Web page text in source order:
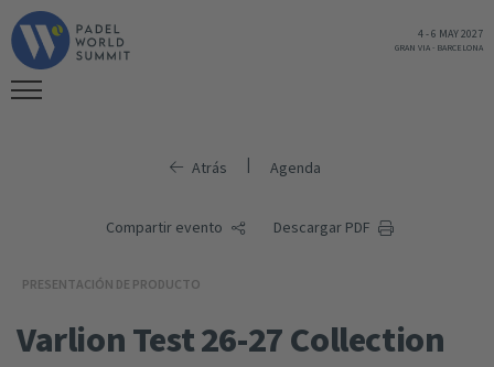
4-6 MAY 2027
GRAN VIA- BARCELONA
Atrás | Agenda
Compartir evento Descargar PDF
PRESENTACIÓN DE PRODUCTO
Varlion Test 26-27 Collection